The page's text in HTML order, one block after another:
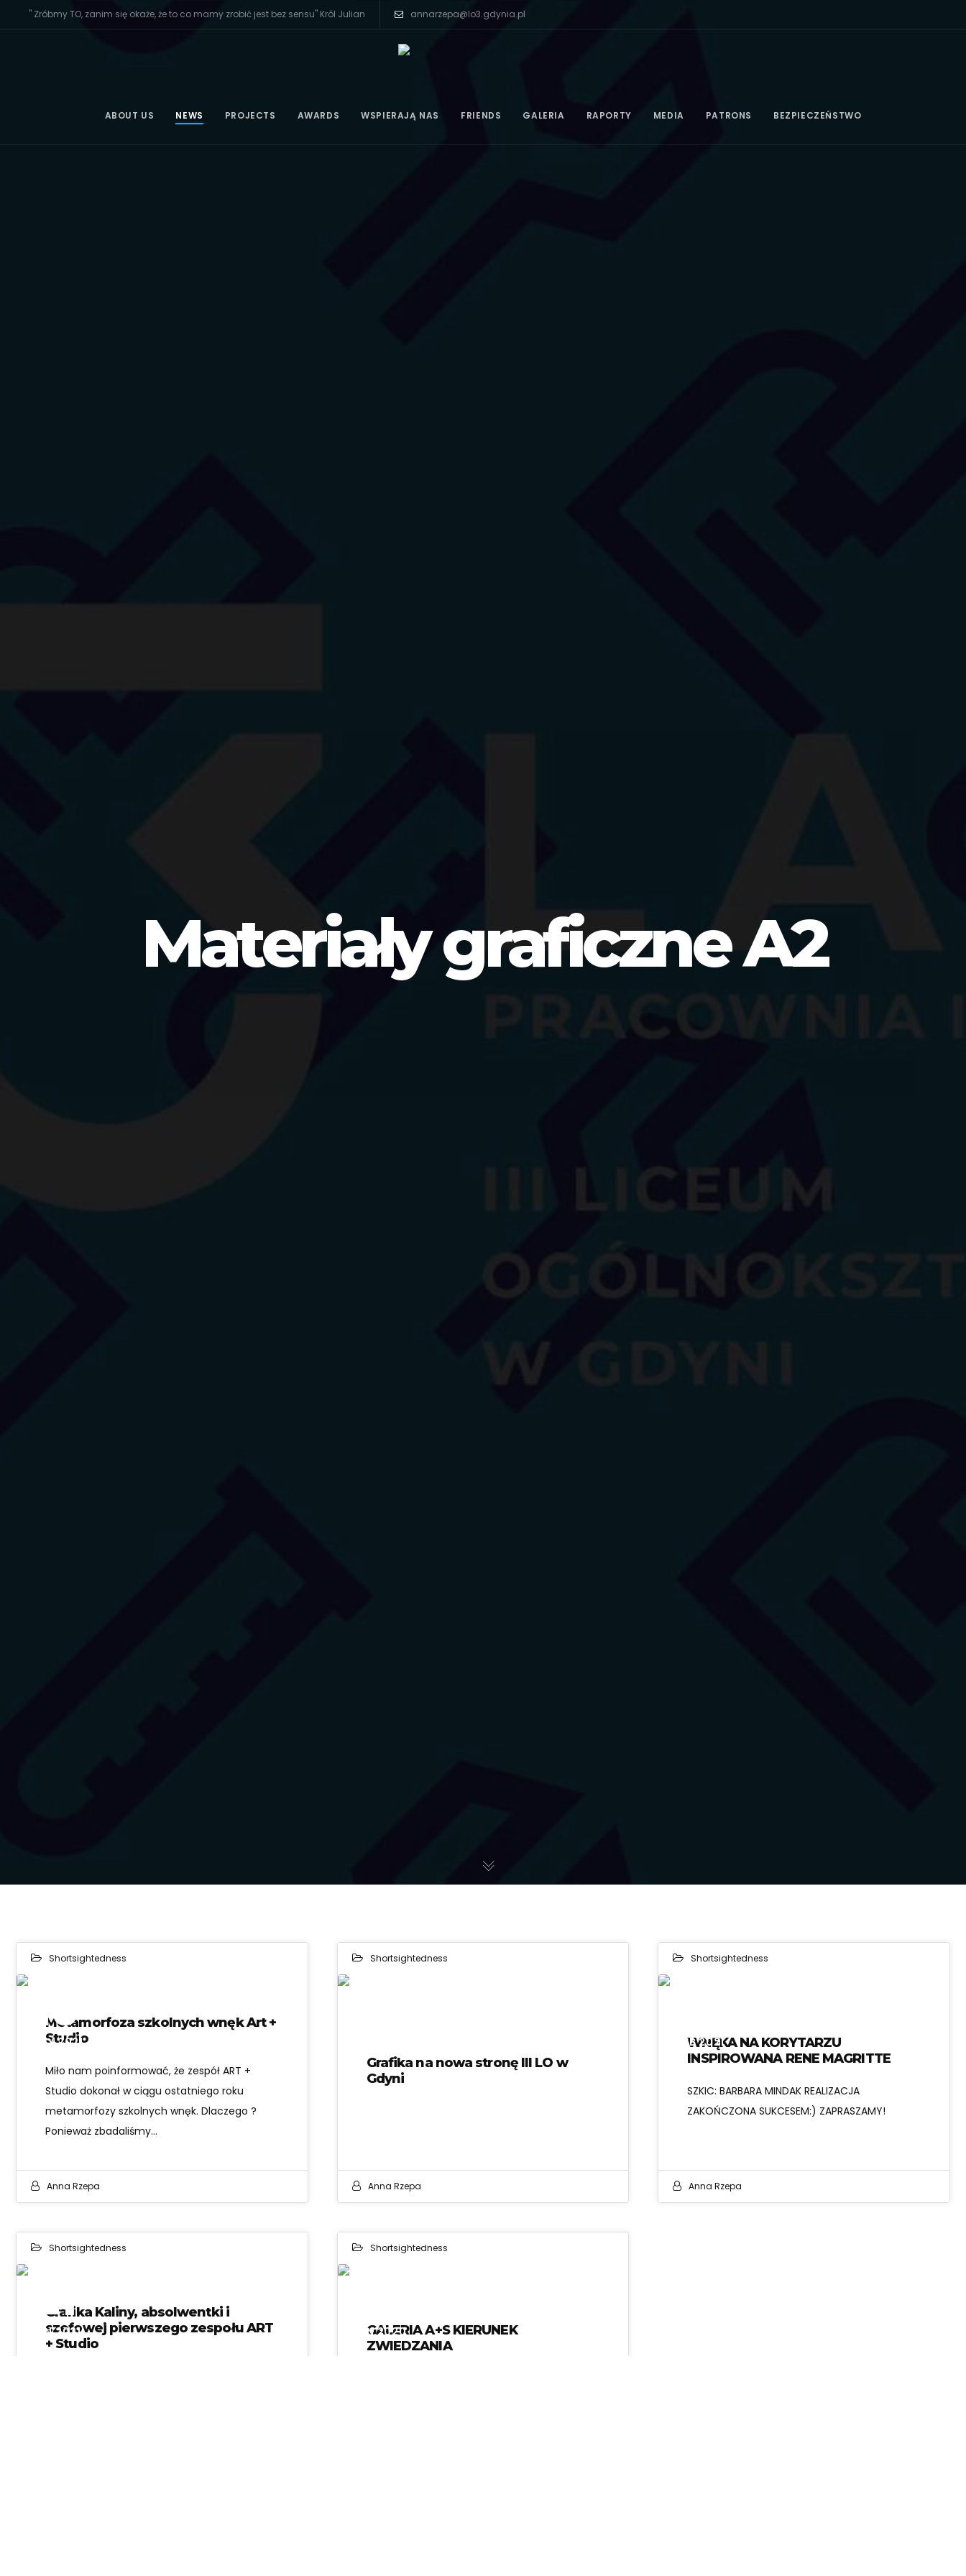
" Zróbmy TO, zanim się okaże, że to co mamy zrobić jest bez sensu" Król Julian annarzepa@lo3.gdynia.pl
ABOUT US NEWS PROJECTS AWARDS WSPIERAJĄ NAS FRIENDS GALERIA RAPORTY MEDIA PATRONS BEZPIECZEŃSTWO
Materiały graficzne A2
Shortsightedness
10
MAY 2021
Metamorfoza szkolnych wnęk Art +
Studio
Miło nam poinformować, że zespół ART +
Studio dokonał w ciągu ostatniego roku
metamorfozy szkolnych wnęk. Dlaczego ?
Ponieważ zbadaliśmy…
Anna Rzepa
Shortsightedness
Grafika na nowa stronę III LO w
Gdyni
Anna Rzepa
Shortsightedness
FEB 2021
WNĘKA NA KORYTARZU
INSPIROWANA RENE MAGRITTE
SZKIC: BARBARA MINDAK REALIZACJA
ZAKOŃCZONA SUKCESEM:) ZAPRASZAMY!
Anna Rzepa
Shortsightedness
21
JAN 2021
Grafika Kaliny, absolwentki i
szefowej pierwszego zespołu ART
+ Studio
Shortsightedness
JAN 2020
GALERIA A+S KIERUNEK
ZWIEDZANIA